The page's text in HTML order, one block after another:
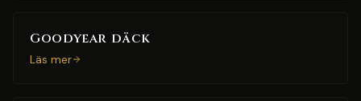
Goodyear däck
Läs mer